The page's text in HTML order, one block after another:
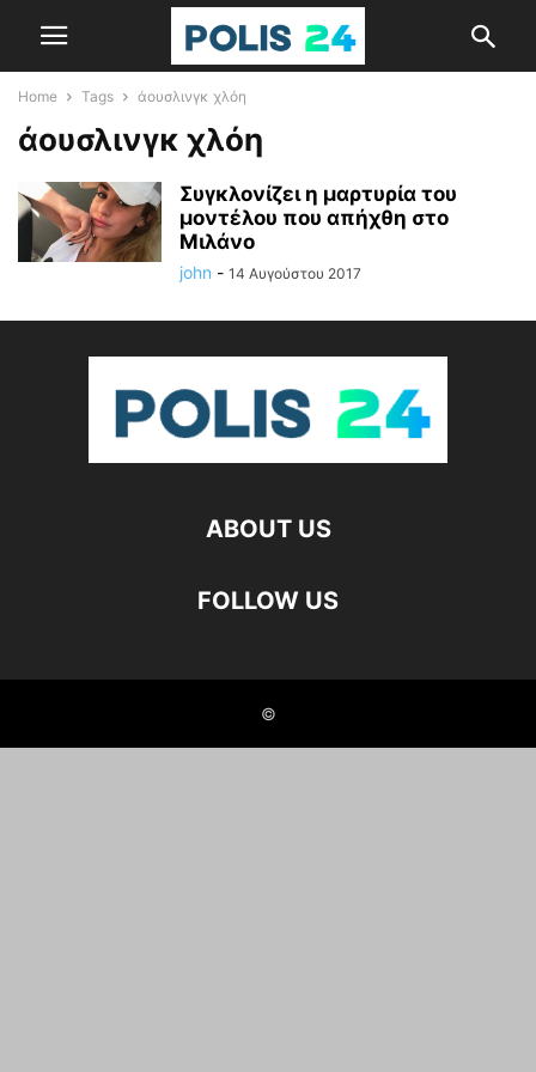
Home Tags άουσλινγκ χλόη
άουσλινγκ χλόη
Συγκλονίζει η μαρτυρία του
μοντέλου που απήχθη στο
Μιλάνο
john - 14 Αυγούστου 2017
ABOUT US
FOLLOW US
©